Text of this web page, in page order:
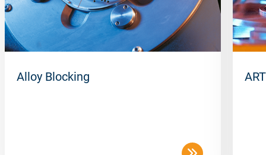
Alloy Blocking